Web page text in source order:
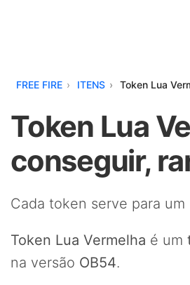
FREE FIRE ITENS Token Lua
Token Lua
conseguir,
Cada token serve para
Token Lua Vermelha é um
na versão OB54.